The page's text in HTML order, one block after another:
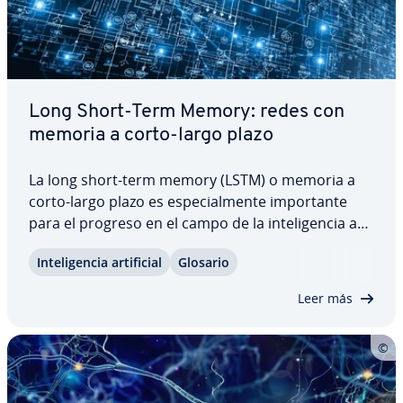
Long Short-Term Memory: redes con
memoria a corto-largo plazo
La long short-term memory (LSTM) o memoria a
corto-largo plazo es es­pe­cia­l­me­n­te im­po­r­ta­n­te
para el progreso en el campo de la in­te­li­ge­n­cia ar­
in­fo­r­ma­ción durante un largo periodo de tiempo y
In­te­li­ge­n­cia ar­ti­fi­cial Glosario
Leer más